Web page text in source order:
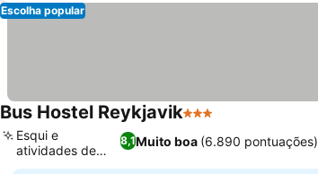
Escolha popular
Bus Hostel Reykjavik3 Estrelas
8,1Muito boa (6.890 pontuações)
Esqui e
atividades de
inverno